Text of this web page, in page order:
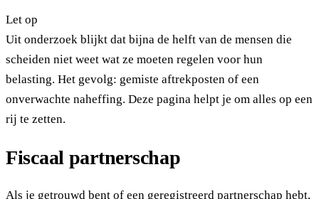
Let op
Uit onderzoek blijkt dat bijna de helft van de mensen die
scheiden niet weet wat ze moeten regelen voor hun
belasting. Het gevolg: gemiste aftrekposten of een
onverwachte naheffing. Deze pagina helpt je om alles op een
rij te zetten.
Fiscaal partnerschap
Als je getrouwd bent of een geregistreerd partnerschap hebt,